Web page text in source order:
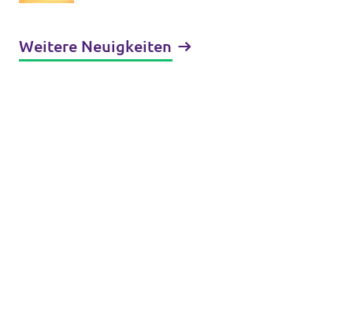
Weitere Neuigkeiten